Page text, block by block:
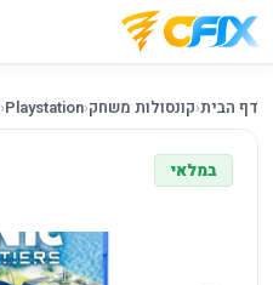
דף הבית‹קונסולות משחק‹
Playstation
‹
במלאי